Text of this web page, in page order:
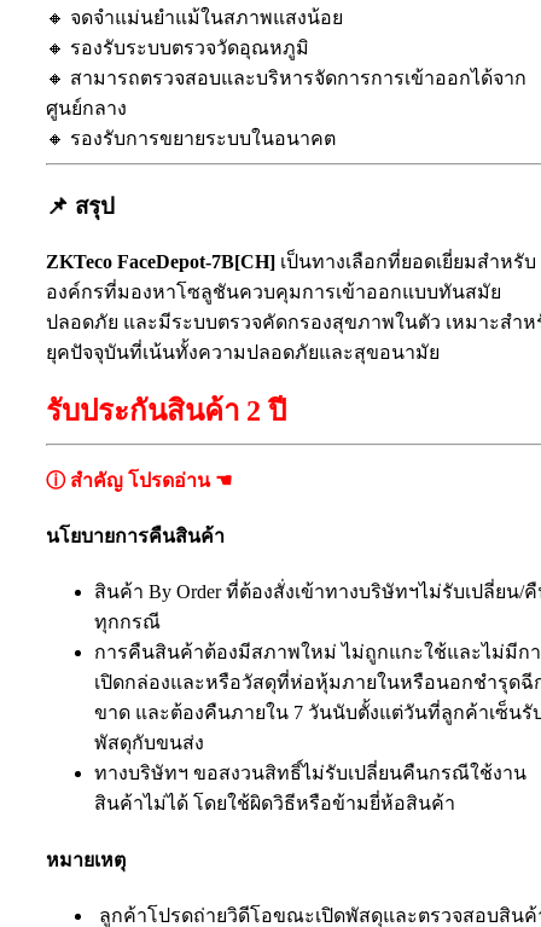
🔸 จดจำแม่นยำแม้ในสภาพแสงน้อย
🔸 รองรับระบบตรวจวัดอุณหภูมิ
🔸 สามารถตรวจสอบและบริหารจัดการการเข้าออกได้จาก
ศูนย์กลาง
🔸 รองรับการขยายระบบในอนาคต
📌 สรุป
ZKTeco FaceDepot-7B[CH] เป็นทางเลือกที่ยอดเยี่ยมสำหรับ
องค์กรที่มองหาโซลูชันควบคุมการเข้าออกแบบทันสมัย
ปลอดภัย และมีระบบตรวจคัดกรองสุขภาพในตัว เหมาะสำห
ยุคปัจจุบันที่เน้นทั้งความปลอดภัยและสุขอนามัย
รับประกันสินค้า 2 ปี
ⓘ สำคัญ โปรดอ่าน ☚
นโยบายการคืนสินค้า
สินค้า By Order ที่ต้องสั่งเข้าทางบริษัทฯไม่รับเปลี่ยน/
ทุกกรณี
การคืนสินค้าต้องมีสภาพใหม่ ไม่ถูกแกะใช้และไม่มีก
เปิดกล่องและหรือวัสดุที่ห่อหุ้มภายในหรือนอกชำรุดฉี
ขาด และต้องคืนภายใน 7 วันนับตั้งแต่วันที่ลูกค้าเซ็นรั
พัสดุกับขนส่ง
ทางบริษัทฯ ขอสงวนสิทธิ์ไม่รับเปลี่ยนคืนกรณีใช้งาน
สินค้าไม่ได้ โดยใช้ผิดวิธีหรือข้ามยี่ห้อสินค้า
หมายเหตุ
ลูกค้าโปรดถ่ายวิดีโอขณะเปิดพัสดุและตรวจสอบสินค้